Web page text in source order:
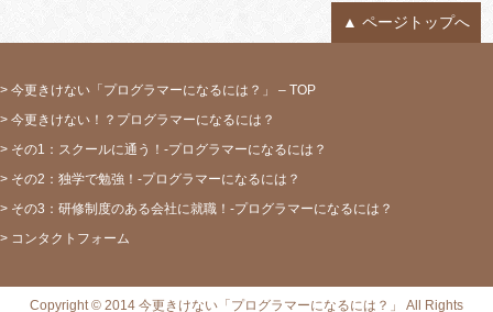
ページトップへ
今更きけない「プログラマーになるには？」 – TOP
今更きけない！？プログラマーになるには？
その1：スクールに通う！-プログラマーになるには？
その2：独学で勉強！-プログラマーになるには？
その3：研修制度のある会社に就職！-プログラマーになるには？
コンタクトフォーム
Copyright © 2014 今更きけない「プログラマーになるには？」 All Rights